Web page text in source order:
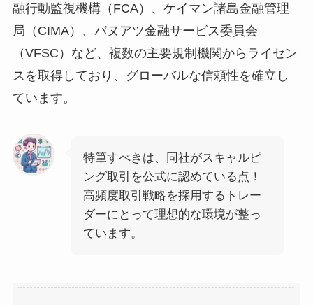
融行動監視機構（FCA）、ケイマン諸島金融管理
局（CIMA）、バヌアツ金融サービス委員会
（VFSC）など、複数の主要規制機関からライセン
スを取得しており、グローバルな信頼性を確立し
ています。
特筆すべきは、同社がスキャルピ
ング取引を公式に認めている点！
高頻度取引戦略を採用するトレー
ダーにとって理想的な環境が整っ
ています。